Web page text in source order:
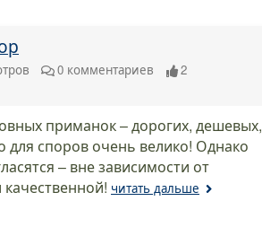
0 комментариев 2
приманок – дорогих, дешевых,
споров очень велико! Однако
– вне зависимости от
читать дальше